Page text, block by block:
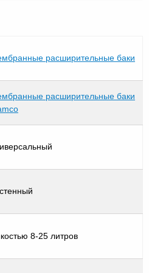
расширительные баки
расширительные баки
8-25 литров